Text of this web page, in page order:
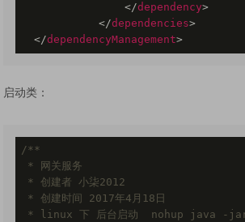
</dependency>
</dependencies>
</dependencyManagement>
启动类：
/**
* 网关服务
* 创建者 小柒2012
* 创建时间 2017年4月18日
* linux 下 后台启动  nohup java -